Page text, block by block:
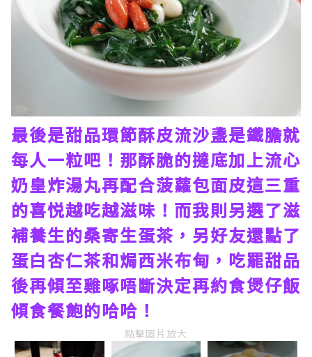
最後是甜品環節酥皮流沙盞是鐵膽就
每人一粒吧！那酥脆的撻底加上流心
奶皇炸湯丸再配合菠蘿包面皮這三重
的喜悦越吃越滋味！而我則另選了滋
補養生的桑寄生蛋茶，另好友還點了
蛋白杏仁茶和焗西米布甸，吃罷甜品
後再傾至雞啄唔斷決定再約食煲仔飯
傾食餐飽的哈哈！
點擊圖片放大